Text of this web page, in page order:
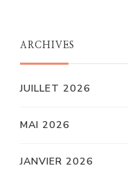
ARCHIVES
JUILLET 2026
MAI 2026
JANVIER 2026